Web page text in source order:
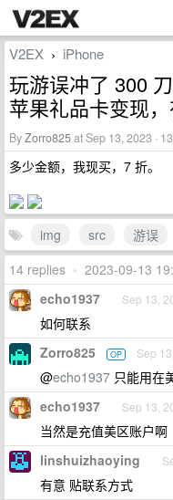
V2EX › iPhone
玩游误冲了 300
苹果礼品卡变现
ByZorro825at Sep 13, 2023 ·
多少金额，我现买，7 折。
img src 游误
14 replies • 2023-09-13
echo1937 Sep 13,
如何联系
Zorro825 OP Sep
@echo1937 只能用在
echo1937 Sep 13,
当然是充值美区账户啊
linshuizhaoying
有意 贴联系方式